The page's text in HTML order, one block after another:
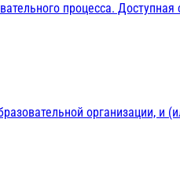
процесса. Доступная
организации, и